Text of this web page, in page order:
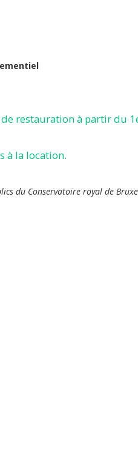
de restauration à partir du
à la location.
du Conservatoire royal de